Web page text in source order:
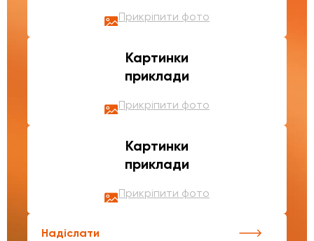
Прикріпити фото
Картинки
приклади
Прикріпити фото
Картинки
приклади
Прикріпити фото
Надіслати